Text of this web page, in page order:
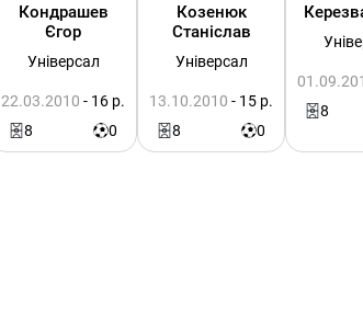
Кондрашев
Єгор
Універсал
22.03.2010 - 16 р.
8
0
Козенюк
Станіслав
Універсал
13.10.2010 - 15 р.
8
0
8